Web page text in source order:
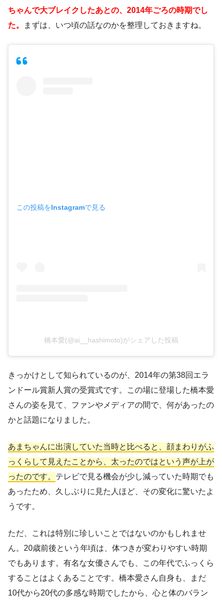
ちゃんで大ブレイクしたあとの、2014年ごろの時期でし
た。
まずは、いつ頃の話なのかを整理しておきますね。
この投稿をInstagramで見る
橋本愛(@ai__hashimoto)がシェアした投稿
きっかけとして知られているのが、2014年の第38回エラ
ンドール賞新人賞の受賞式です。この場に登場した橋本愛
さんの姿を見て、ファンやメディアの間で、何があったの
かと話題になりました。
あまちゃんに出演していた当時と比べると、顔まわりがふ
っくらして見えたことから、太ったのではという声が上が
ったのです。 テレビで見る機会が少し減っていた時期でも
あったため、久しぶりに見た人ほど、その変化に驚いたよ
うです。
ただ、これは特別に珍しいことではないのかもしれませ
ん。20歳前後という年頃は、体つきが変わりやすい時期
でもあります。有名な女優さんでも、この年代でふっくら
することはよくあることです。橋本愛さん自身も、まだ
10代から20代の多感な時期でしたから、心と体のバラン